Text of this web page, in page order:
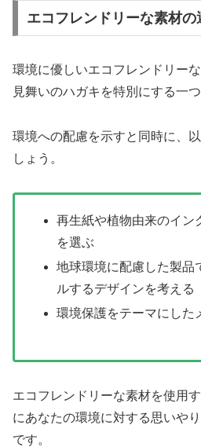
エコフレンドリーな素材の
環境に優しいエコフレンドリー
見舞いのハガキを特別にする一つ
環境への配慮を示すと同時に、
しょう。
再生紙や植物由来のイン
を選ぶ
地球環境に配慮した製品
ルするデザインを考える
環境保護をテーマにした
エコフレンドリーな素材を使用
にあなたの環境に対する思いや
です。